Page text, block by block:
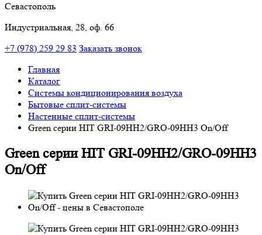
Севастополь
Индустриальная, 28, оф. 66
+7 (978) 259 29 83 Заказать звонок
Главная
Каталог
Системы кондиционирования воздуха
Бытовые сплит-системы
Настенные сплит-системы
Green серии HIT GRI-09HH2/GRO-09HH3 On/Off
Green серии HIT GRI-09HH2/GRO-09HH3
On/Off